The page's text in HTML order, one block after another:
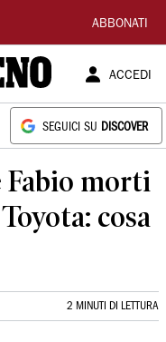
ABBONATI
ACCEDI
SEGUICI SU DISCOVER
Fabio morti
cosa
2 MINUTI DI LETTURA